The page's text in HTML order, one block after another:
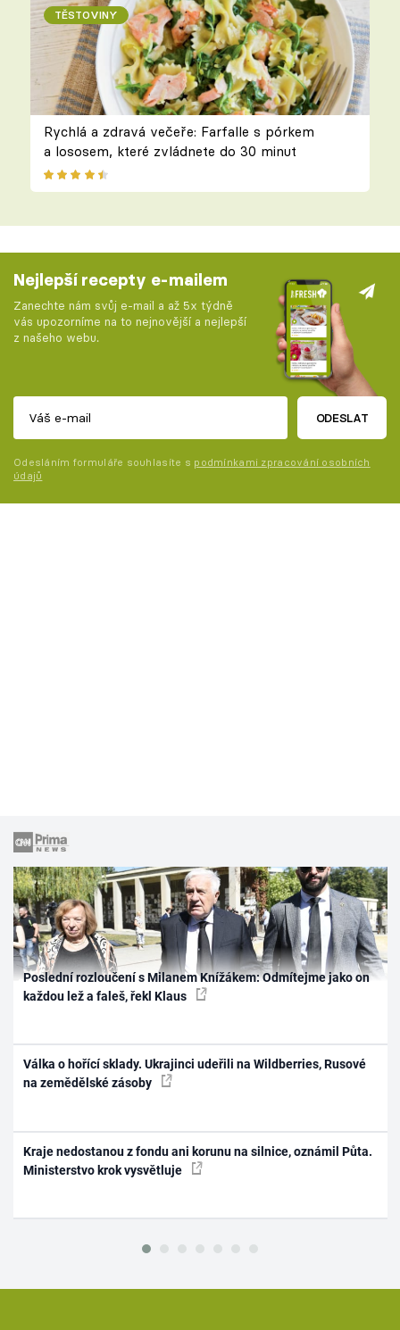
TĚSTOVINY
Rychlá a zdravá večeře: Farfalle s pórkem
a lososem, které zvládnete do 30 minut
Nejlepší recepty e-mailem
Zanechte nám svůj e-mail a až 5x týdně
vás upozorníme na to nejnovější a nejlepší
z našeho webu.
ODESLAT
Odesláním formuláře souhlasíte s podmínkami zpracování osobních
údajů
Poslední rozloučení s Milanem Knížákem: Odmítejme jako on
každou lež a faleš, řekl Klaus
Válka o hořící sklady. Ukrajinci udeřili na Wildberries, Rusové
na zemědělské zásoby
Kraje nedostanou z fondu ani korunu na silnice, oznámil Půta.
Ministerstvo krok vysvětluje